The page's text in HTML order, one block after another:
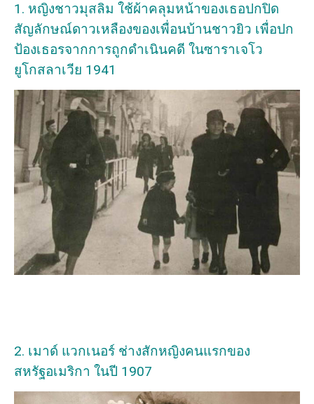
1. หญิงชาวมุสลิม ใช้ผ้าคลุมหน้าของเธอปกปิด
สัญลักษณ์ดาวเหลืองของเพื่อนบ้านชาวยิว เพื่อปก
ป้องเธอรจากการถูกดำเนินคดี ในซาราเจโว
ยูโกสลาเวีย 1941
2. เมาด์ แวกเนอร์ ช่างสักหญิงคนแรกของ
สหรัฐอเมริกา ในปี 1907